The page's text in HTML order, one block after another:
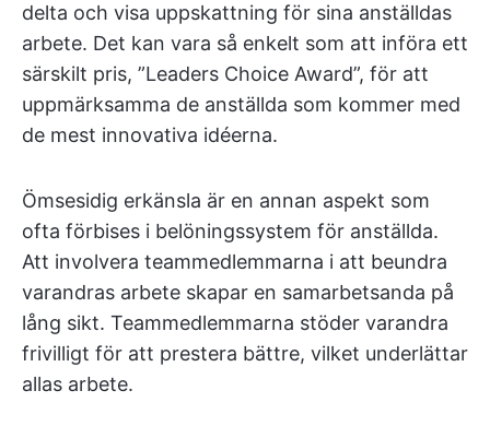
delta och visa uppskattning för sina anställdas
arbete. Det kan vara så enkelt som att införa ett
särskilt pris, ”Leaders Choice Award”, för att
uppmärksamma de anställda som kommer med
de mest innovativa idéerna.
Ömsesidig erkänsla är en annan aspekt som
ofta förbises i belöningssystem för anställda.
Att involvera teammedlemmarna i att beundra
varandras arbete skapar en samarbetsanda på
lång sikt. Teammedlemmarna stöder varandra
frivilligt för att prestera bättre, vilket underlättar
allas arbete.